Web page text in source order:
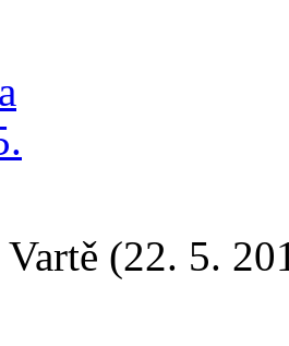
(22. 5.